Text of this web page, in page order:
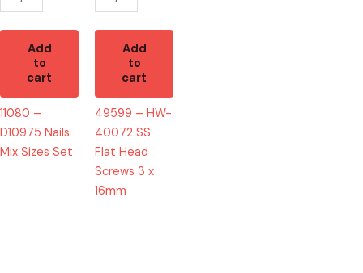
Add
to
cart
11080 –
D10975 Nails
Mix Sizes Set
3
x
16mm
quantity
Add
to
cart
49599 – HW-
40072 SS
Flat Head
Screws 3 x
16mm